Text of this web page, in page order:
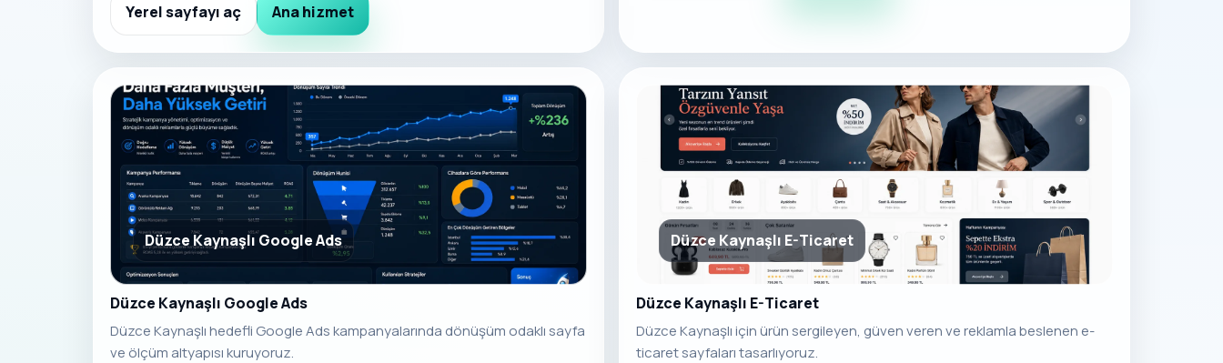
Yerel sayfayı aç Ana hizmet
Düzce Kaynaşlı Google Ads
Düzce Kaynaşlı Google Ads
Düzce Kaynaşlı hedefli Google Ads kampanyalarında dönüşüm odaklı sayfa
ve ölçüm altyapısı kuruyoruz.
Düzce Kaynaşlı E-Ticaret
Düzce Kaynaşlı E-Ticaret
Düzce Kaynaşlı için ürün sergileyen, güven veren ve reklamla beslenen e-
ticaret sayfaları tasarlıyoruz.